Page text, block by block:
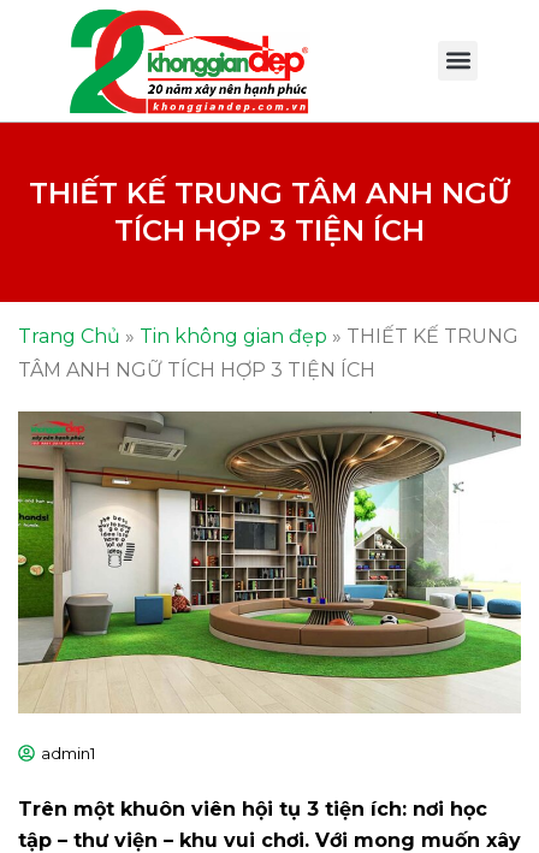
THIẾT KẾ TRUNG TÂM ANH NGỮ
TÍCH HỢP 3 TIỆN ÍCH
Trang Chủ » Tin không gian đẹp » THIẾT KẾ TRUNG
TÂM ANH NGỮ TÍCH HỢP 3 TIỆN ÍCH
admin1
Trên một khuôn viên hội tụ 3 tiện ích: nơi học
tập – thư viện – khu vui chơi. Với mong muốn xây